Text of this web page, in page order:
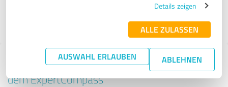
Details zeigen
ALLE ZULASSEN
AUSWAHL ERLAUBEN ABLEHNEN
Tipp: Die passenden Experten finden - mit
dem ExpertCompass